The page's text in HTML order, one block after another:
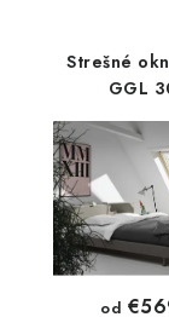
Strešné
GGL
od